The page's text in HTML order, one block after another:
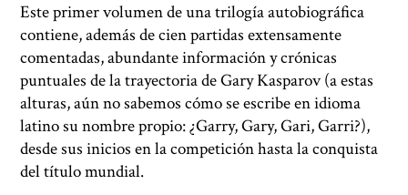
Este primer volumen de una trilogía autobiográfica
contiene, además de cien partidas extensamente
comentadas, abundante información y crónicas
puntuales de la trayectoria de Gary Kasparov (a estas
alturas, aún no sabemos cómo se escribe en idioma
latino su nombre propio: ¿Garry, Gary, Gari, Garri?),
desde sus inicios en la competición hasta la conquista
del título mundial.